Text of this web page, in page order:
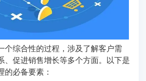
个综合性的过程，涉及了解客户需
、促进销售增长等多个方面。以下是
的必备要素：